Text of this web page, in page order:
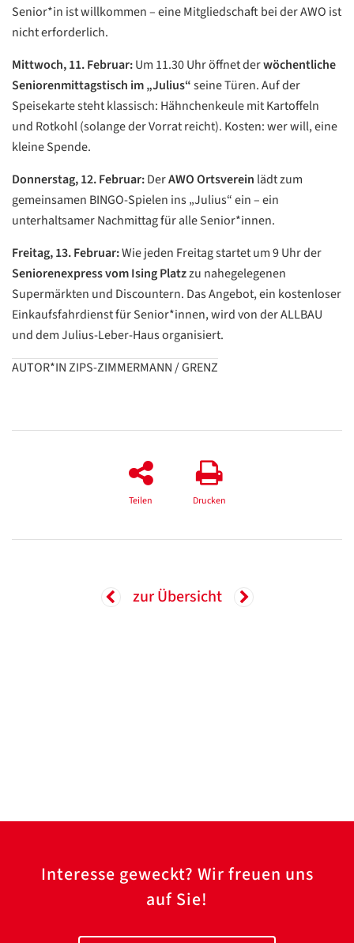
Senior*in ist willkommen – eine Mitgliedschaft bei der AWO ist
nicht erforderlich.
Mittwoch, 11. Februar:Um 11.30 Uhr öffnet derwöchentliche
Seniorenmittagstisch im „Julius“seine Türen. Auf der
Speisekarte steht klassisch: Hähnchenkeule mit Kartoffeln
und Rotkohl (solange der Vorrat reicht). Kosten: wer will, eine
kleine Spende.
Donnerstag, 12. Februar:DerAWO Ortsverein lädt zum
gemeinsamen BINGO-Spielen ins „Julius“ ein – ein
unterhaltsamer Nachmittag für alle Senior*innen.
Freitag, 13. Februar:Wie jeden Freitag startet um 9 Uhr der
Seniorenexpress vom Ising Platzzu nahegelegenen
Supermärkten und Discountern. Das Angebot, ein kostenloser
Einkaufsfahrdienst für Senior*innen, wird von der ALLBAU
und dem Julius-Leber-Haus organisiert.
AUTOR*IN ZIPS-ZIMMERMANN / GRENZ
Teilen Drucken
zur Übersicht
Interesse geweckt? Wir freuen uns
auf Sie!
Datenschutzerklärung
Datenschutzerklärung
Google
Datenschutzerklärung
Übersetzen
/